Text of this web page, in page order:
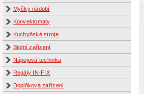
Myčky nádobí
Konvektomaty
Kuchyňské stroje
Stolní zařízení
Nápojová technika
Regály IN-FIX
Doplňková zařízení